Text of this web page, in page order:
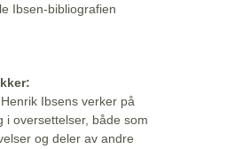
Ibsen-bibliografien
Ibsens verker på
i oversettelser, både som
og deler av andre